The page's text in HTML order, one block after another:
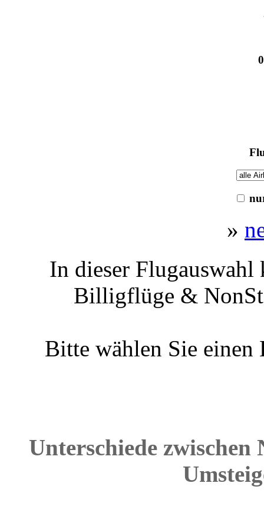
»
In dieser
Billigflüge &
Bitte wählen Sie
Unterschiede